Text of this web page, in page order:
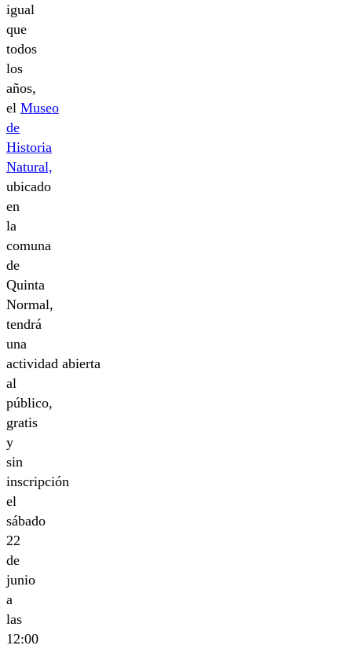
igual
que
todos
los
años,
el Museo
de
Historia
Natural,
ubicado
en
la
comuna
de
Quinta
Normal,
tendrá
una
actividad abierta
al
público,
gratis
y
sin
inscripción
el
sábado
22
de
junio
a
las
12:00